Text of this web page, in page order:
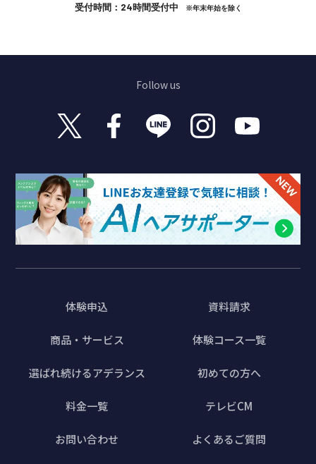
受付時間：24時間受付中 ※年末年始を除く
Follow us
体験申込 資料請求
商品・サービス 体験コース一覧
選ばれ続けるアデランス 初めての方へ
料金一覧 テレビCM
お問い合わせ よくあるご質問